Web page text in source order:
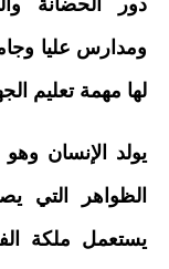
دور الحضانة
ومدارس عليا
لها مهمة تعليم
يولد الإنسان
الظواهر التي
يستعمل ملكة